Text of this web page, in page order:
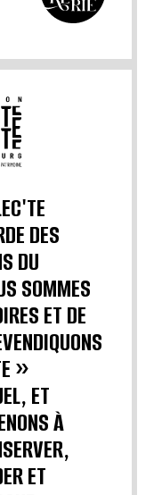
DES
DU
SOMMES
ET DE
»
ET
À
ET